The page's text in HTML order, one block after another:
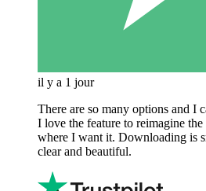
il y a 1 jour
There are so many options and I
I love the feature to reimagine
where I want it. Downloading is
clear and beautiful.